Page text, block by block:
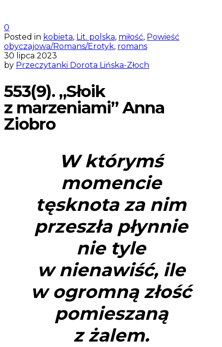
0
Posted in kobieta, Lit. polska, miłość, Powieść
obyczajowa/Romans/Erotyk, romans
30 lipca 2023
by Przeczytanki Dorota Lińska-Złoch
553(9). „Słoik
z marzeniami” Anna
Ziobro
W którymś
momencie
tęsknota za nim
przeszła płynnie
nie tyle
w nienawiść, ile
w ogromną złość
pomieszaną
z żalem.